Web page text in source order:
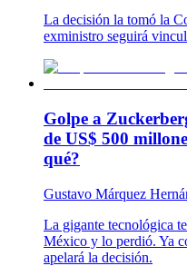
La decisión la tomó la
exministro seguirá
Golpe a
de US$ 500
qué?
Gustavo Márquez
La gigante tecnológica
México y lo perdió. Ya
apelará la decisión.